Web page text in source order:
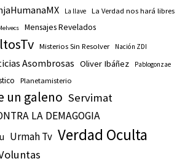
La llave La Verdad nos hará libres
Mensajes Revelados
Misterios Sin Resolver Nación ZDI
Asombrosas Oliver Ibáñez Pablogonzae
Planetamisterio
un galeno Servimat
LA DEMAGOGIA
Urmah Tv Verdad Oculta